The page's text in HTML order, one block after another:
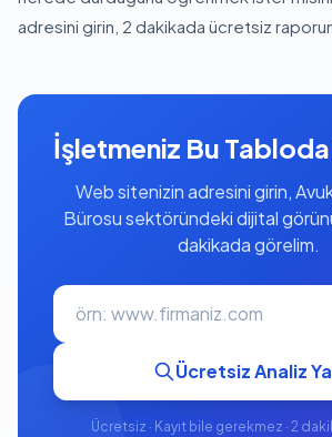
adresini girin, 2 dakikada ücretsiz
İşletmeniz Bu
Web sitenizin adresini girin,
Bürosu sektöründeki dijital
dakikada görelim.
Ücretsiz Analiz
Ücretsiz · Kayıt bile gerekmez · 2